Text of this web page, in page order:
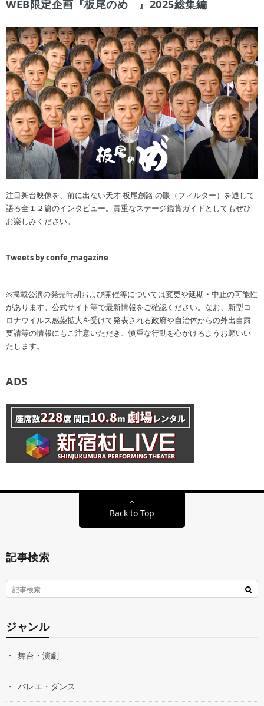
WEB限定企画『板尾のめ゙』2025総集編
注目舞台映像を、前に出ない天才 板尾創路 の眼（フィルター）を通して
語る全１２篇のインタビュー。貴重なステージ鑑賞ガイドとしてもぜひ
お楽しみください。
Tweets by confe_magazine
※掲載公演の発売時期および開催等については変更や延期・中止の可能性
があります。公式サイト等で最新情報をご確認ください。なお、新型コ
ロナウイルス感染拡大を受けて発表される政府や自治体からの外出自粛
要請等の情報にもご注意いただき、慎重な行動を心がけるようお願いい
たします。
ADS
Back to Top
記事検索
ジャンル
舞台・演劇
バレエ・ダンス